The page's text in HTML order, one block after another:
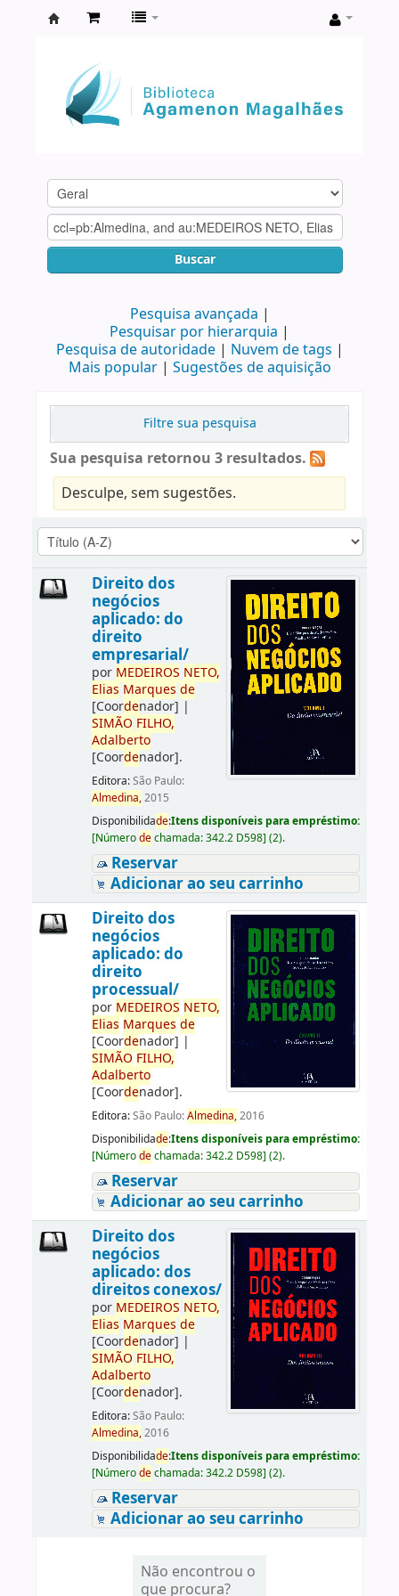
Agamenon
Magalhães
Buscar
Pesquisa avançada
Pesquisar por hierarquia
Pesquisa de autoridade
Nuvem de tags
Mais popular
Sugestões de aquisição
Filtre sua pesquisa
Sua pesquisa retornou 3 resultados.
Desculpe, sem sugestões.
Direito dos
negócios
aplicado: do
direito
empresarial/
por MEDEIROS NETO,
Elias Marques de
[Coordenador] |
SIMÃO FILHO,
Adalberto
[Coordenador].
Editora:São Paulo:
Almedina,2015
Disponibilidade:Itens disponíveis para empréstimo:
[Númerodechamada:342.2 D598] (2).
Reservar
Adicionar ao seu carrinho
Direito dos
negócios
aplicado: do
direito
processual/
por MEDEIROS NETO,
Elias Marques de
[Coordenador] |
SIMÃO FILHO,
Adalberto
[Coordenador].
Editora:São Paulo:Almedina,2016
Disponibilidade:Itens disponíveis para empréstimo:
[Númerodechamada:342.2 D598] (2).
Reservar
Adicionar ao seu carrinho
Direito dos
negócios
aplicado: dos
direitos conexos/
por MEDEIROS NETO,
Elias Marques de
[Coordenador] |
SIMÃO FILHO,
Adalberto
[Coordenador].
Editora:São Paulo:
Almedina,2016
Disponibilidade:Itens disponíveis para empréstimo:
[Númerodechamada:342.2 D598] (2).
Reservar
Adicionar ao seu carrinho
Não encontrou o
que procura?